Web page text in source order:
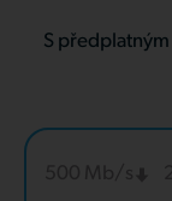
S předplatným